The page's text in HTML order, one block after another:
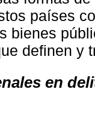
países
bienes
definen y
en